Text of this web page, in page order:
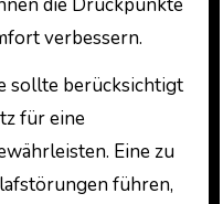
verbessern.
sollte berücksichtigt
für eine
Eine zu
führen,